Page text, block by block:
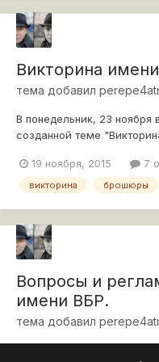
Викторина
тема добавил
В понедельник, 23 ноября
созданной теме
на которое, можно
"плюшек" у меня немного,
19 ноября, 2015 7
викторина брошюры
Вопросы и
имени ВБР.
тема добавил